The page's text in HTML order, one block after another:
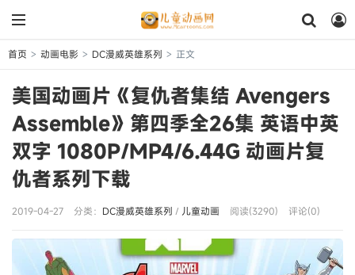
首页 > 动画电影 > DC漫威英雄系列 > 正文
美国动画片《复仇者集结 Avengers
Assemble》第四季全26集 英语中英
双字 1080P/MP4/6.44G 动画片复
仇者系列下载
2019-04-27 分类： DC漫威英雄系列 / 儿童动画 阅读(3290) 评论(0)